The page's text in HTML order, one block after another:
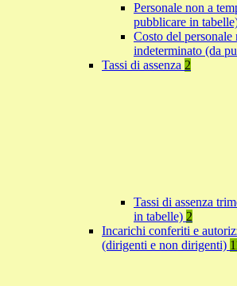
Personale non a
pubblicare in
Costo del personale
indeterminato (da
Tassi di assenza 2
Tassi di assenza
in tabelle) 2
Incarichi conferiti e
(dirigenti e non dirigenti)